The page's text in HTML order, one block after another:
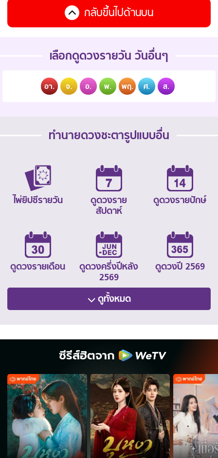
กลับขึ้นไปด้านบน
เลือกดูดวงรายวัน วันอื่นๆ
อา. จ. อ. พ. พฤ. ศ. ส.
ทำนายดวงชะตารูปแบบอื่น
ไพ่ยิปซีรายวัน
ดูดวงราย
สัปดาห์
ดูดวงรายปักษ์
ดูดวงรายเดือน
ดูดวงครึ่งปีหลัง
2569
ดูดวงปี 2569
ดูทั้งหมด
ซีรีส์ฮิตจาก